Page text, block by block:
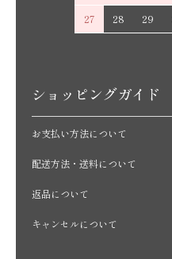
27
28 29
ショッピングガイド
お支払い方法について
配送方法・送料について
返品について
キャンセルについて